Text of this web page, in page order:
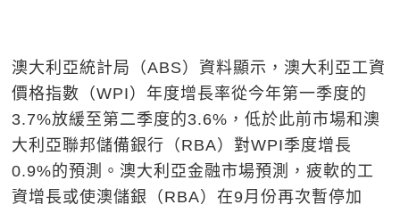
澳大利亞統計局（ABS）資料顯示，澳大利亞工資
價格指數（WPI）年度增長率從今年第一季度的
3.7%放緩至第二季度的3.6%，低於此前市場和澳
大利亞聯邦儲備銀行（RBA）對WPI季度增長
0.9%的預測。澳大利亞金融市場預測，疲軟的工
資增長或使澳儲銀（RBA）在9月份再次暫停加